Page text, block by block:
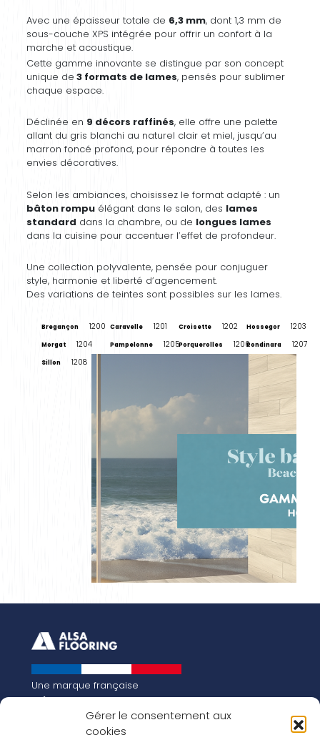
Gérer le consentement aux
cookies
Avec une épaisseur totale de 6,3 mm, dont 1,3 mm de
sous-couche XPS intégrée pour offrir un confort à la
marche et acoustique.
Cette gamme innovante se distingue par son concept
unique de 3 formats de lames, pensés pour sublimer
chaque espace.
Déclinée en 9 décors raffinés, elle offre une palette
allant du gris blanchi au naturel clair et miel, jusqu’au
marron foncé profond, pour répondre à toutes les
envies décoratives.
Selon les ambiances, choisissez le format adapté : un
bâton rompu élégant dans le salon, des lames
standard dans la chambre, ou de longues lames
dans la cuisine pour accentuer l’effet de profondeur.
Une collection polyvalente, pensée pour conjuguer
style, harmonie et liberté d’agencement.
Des variations de teintes sont possibles sur les lames.
Bregançon 1200 Caravelle 1201 Croisette 1202 Hossegor 1203
Morgat 1204 Pampelonne 1205Porquerolles 1206Rondinara 1207
Sillon 1208
Une marque française
Qui sommes-nous
Notre histoire
Les chiffres clés